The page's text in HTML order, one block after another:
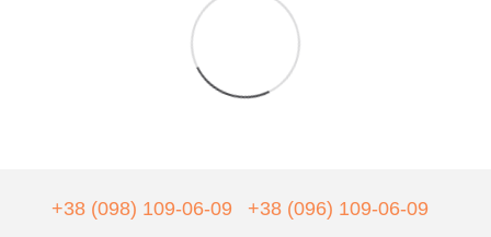
+38 (098) 109-06-09 +38 (096) 109-06-09